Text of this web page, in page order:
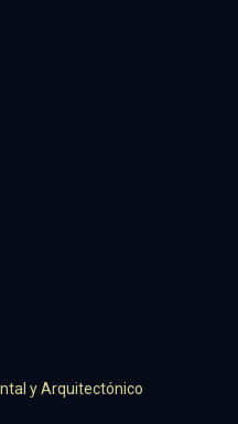
y Arquitectónico